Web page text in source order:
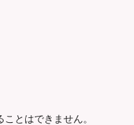
とはできません。